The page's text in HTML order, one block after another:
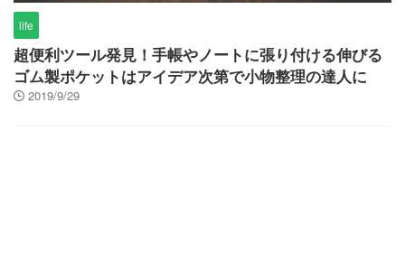
life
超便利ツール発見！手帳やノートに張り付ける伸びる
ゴム製ポケットはアイデア次第で小物整理の達人に
2019/9/29